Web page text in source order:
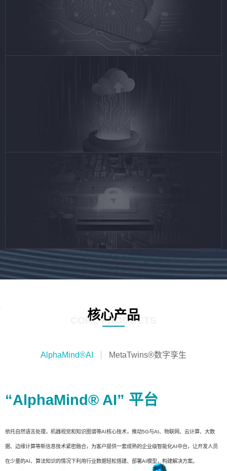
核心产品
CORE PRODUCTS
AlphaMind®AI MetaTwins®数字孪生
“AlphaMind® AI” 平台
依托自然语言处理，机器视觉和知识图谱等AI核心技术，推动5G与AI、物联网、云计算、大数
据、边缘计算等新信息技术紧密融合，为客户提供一套成熟的企业级智能化AI中台，让开发人员
在少量的AI、算法知识的情况下利用行业数据轻松搭建、部署AI模型，构建解决方案。